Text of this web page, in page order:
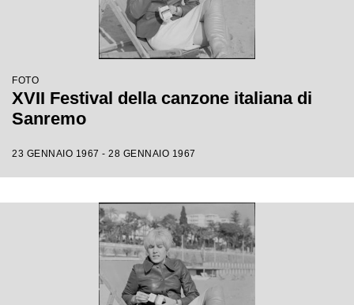
FOTO
XVII Festival della canzone italiana di
Sanremo
23 GENNAIO 1967 - 28 GENNAIO 1967